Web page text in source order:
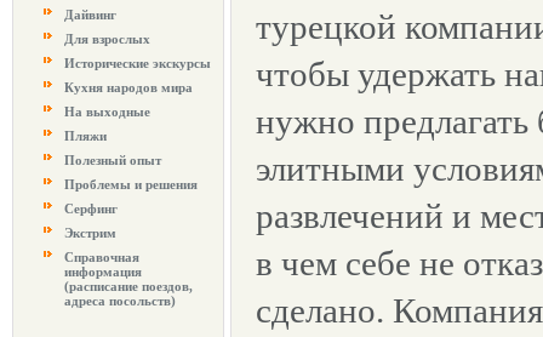
Дайвинг
Для взрослых
Исторические экскурсы
Кухня народов мира
На выходные
Пляжи
Полезный опыт
Проблемы и решения
Серфинг
Экстрим
Справочная
информация
(расписание поездов,
адреса посольств)
турецкой
чтобы удержать
нужно предлагать
элитными
развлечений и
в чем себе не
сделано.